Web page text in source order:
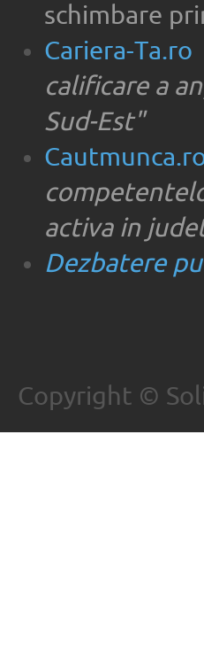
schimbare
Cariera-Ta.ro
calificare a
Sud-Est"
activa in
Dezbatere
Copyright ©